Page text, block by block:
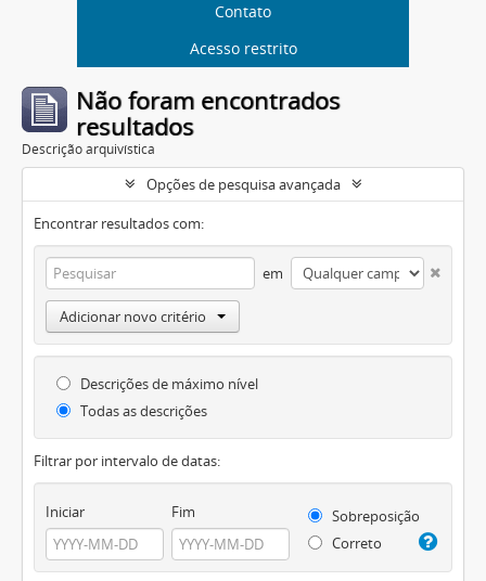
Contato
Acesso restrito
Não foram encontrados
resultados
Descrição arquivística
Opções de pesquisa avançada
Encontrar resultados com:
em
Adicionar novo critério
Descrições de máximo nível
Todas as descrições
Filtrar por intervalo de datas:
Iniciar Fim
Sobreposição
Correto